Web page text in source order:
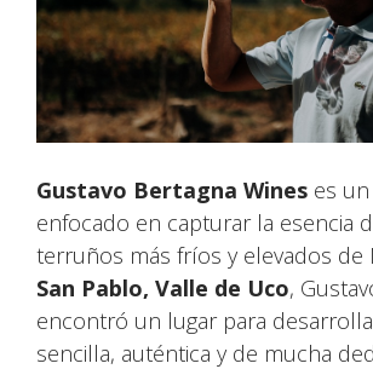
Gustavo Bertagna Wines es
enfocado en capturar la esencia
terruños más fríos y elevados de
San Pablo, Valle de Uco,
encontró un lugar para
sencilla, auténtica y de mucha